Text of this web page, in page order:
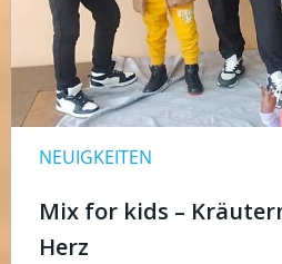
NEUIGKEITEN
Mix for kids –
Herz